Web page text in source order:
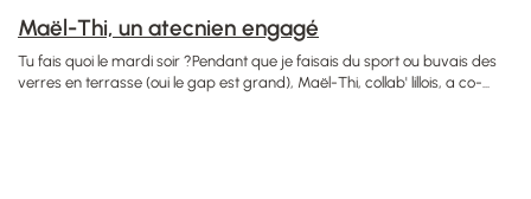
Maël-Thi, un atecnien engagé
Tu fais quoi le mardi soir ?Pendant que je faisais du sport ou buvais des
verres en terrasse (oui le gap est grand), Maël-Thi, collab' lillois, a co-...